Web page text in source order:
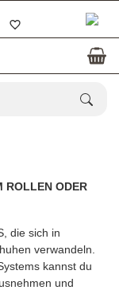
ROLLEN ODER
die sich in
verwandeln.
kannst du
und